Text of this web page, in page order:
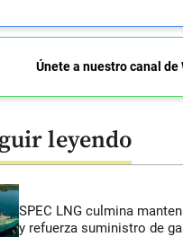
Únete a nuestro canal de
leyendo
SPEC LNG culmina
y refuerza suministro de